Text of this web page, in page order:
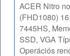
ACER Nitro
(FHD1080)
7445HS,
SSD, VGA
Operációs